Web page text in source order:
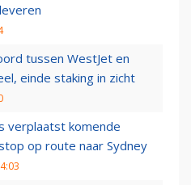
tussen WestJet en
einde staking in zicht
verplaatst komende
op route naar Sydney